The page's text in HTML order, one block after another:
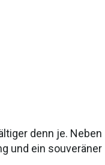
denn je. Neben
und ein souveräner